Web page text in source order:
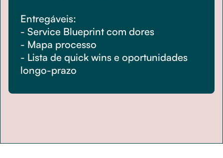
Entregáveis:
- Service Blueprint com dores
- Mapa processo
- Lista de quick wins e oportunidades
longo-prazo